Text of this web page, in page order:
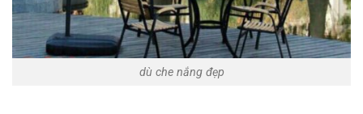
dù che nắng đẹp